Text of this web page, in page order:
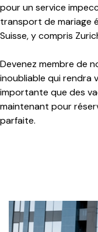
pour un service
transport de mariage
Suisse, y compris
Devenez membre de
inoubliable qui rendra
importante que des
maintenant pour
parfaite.